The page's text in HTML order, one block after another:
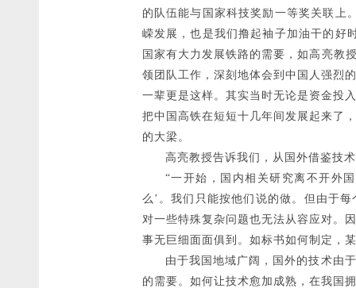
的队伍能与国家科技奖励一等奖关联上
嵘发展，也是我们撸起袖子加油干的好
国家有大力发展铁路的需要，如高亮教
领团队工作，深刻地体会到中国人强烈
一辈更是这样。其实当时无论是资金投
把中国高铁在短短十几年间发展起来了
的大梁。
高亮教授告诉我们，从国外借鉴技术
“一开始，国内相关研究离不开外国
么’。我们只能按他们说的做。但由于
对一些特殊复杂问题也无法从容应对。
事无巨细面面俱到。如标书如何制定，
由于我国地域广阔，国外的技术由于
的需要。如何让技术愈加成熟，在我国